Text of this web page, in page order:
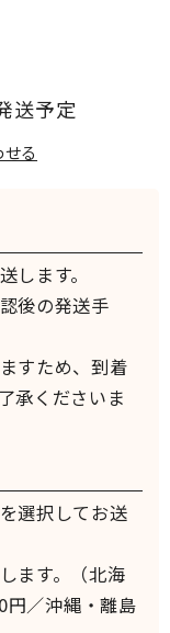
送予定
る
します。
後の発送手
すため、到着
承くださいま
選択してお送
ます。（北海
／沖縄・離島